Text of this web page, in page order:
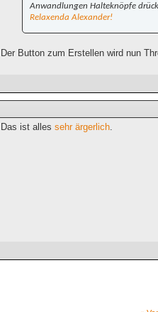
Anwandlungen Halteknöpfe
Relaxenda Alexander!
Der Button zum Erstellen wird nun
Das ist alles sehr ärgerlich